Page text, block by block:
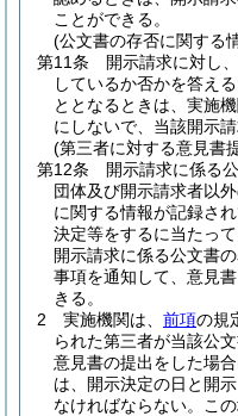
ことができる。
(公文書の存否に関する
第11条
開示請求に対し
しているか否かを答え
ととなるときは、実施
にしないで、当該開示
(第三者に対する意見書
第12条
開示請求に係る
団体及び開示請求者以
に関する情報が記録さ
決定等をするに当たっ
開示請求に係る公文書
事項を通知して、意見
きる。
2
実施機関は、 前項の規
られた第三者が当該公
意見書の提出をした場
は、開示決定の日と開
なければならない。
こ